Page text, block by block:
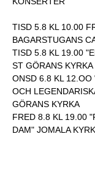
TISD 5.8 KL 10.00
BAGARSTUGANS
TISD 5.8 KL 19.00
ST GÖRANS
ONSD 6.8 KL 12.OO
OCH
GÖRANS KYRKA
FRED 8.8 KL 19.00
DAM" JOMALA